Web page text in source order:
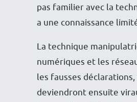
pas familier avec la
a une connaissance
La technique
numériques et les
les fausses
deviendront ensuite